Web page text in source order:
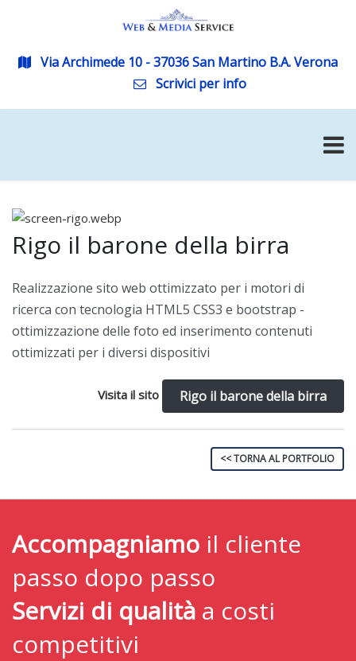
Via Archimede 10 - 37036 San Martino B.A. Verona
Scrivici per info
Rigo il barone della birra
Realizzazione sito web ottimizzato per i motori di
ricerca con tecnologia HTML5 CSS3 e bootstrap -
ottimizzazione delle foto ed inserimento contenuti
ottimizzati per i diversi dispositivi
Visita il sito Rigo il barone della birra
<< TORNA AL PORTFOLIO
Accompagniamo il cliente
passo dopo passo
Servizi di qualità a costi
competitivi